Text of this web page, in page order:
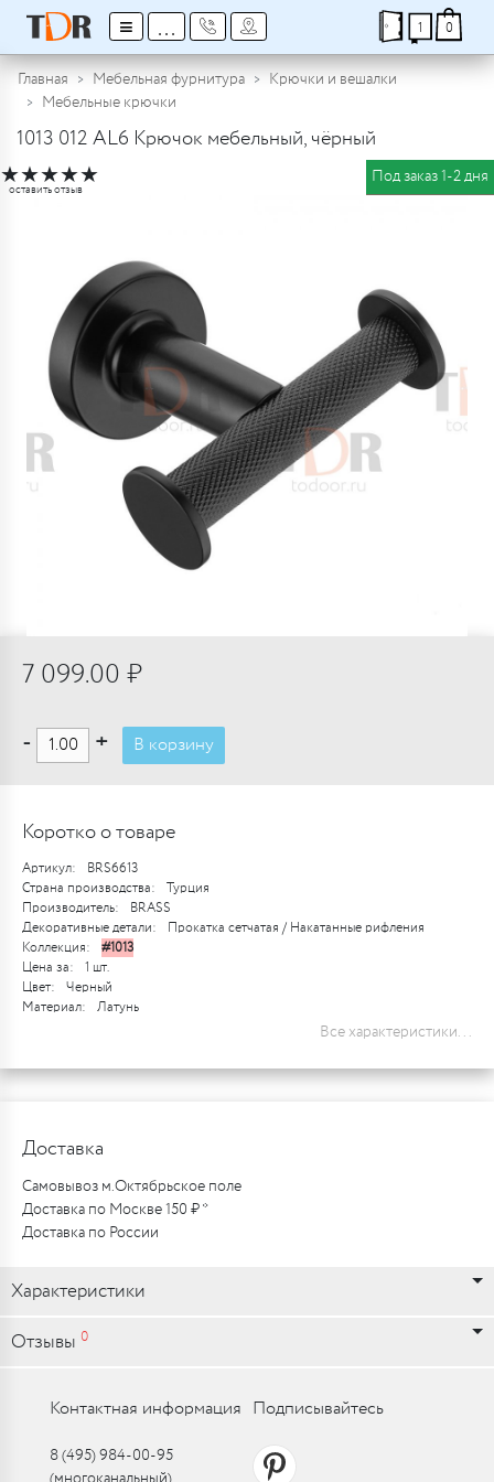
≡ ... 1 0
Главная Мебельная фурнитура
Крючки и вешалки
Мебельные крючки
1013 012 AL6 Крючок мебельный, чёрный
★★★★★
оставить отзыв
Под заказ 1-2 дня
7 099.00 ₽
- + В корзину
Коротко о товаре
Артикул:
BRS6613
Страна производства:
Турция
Производитель:
BRASS
Декоративные детали:
Прокатка сетчатая / Накатанные рифления
Коллекция:
#1013
Цена за:
1 шт.
Цвет:
Черный
Материал:
Латунь
Все характеристики...
Доставка
Самовывоз м.Октябрьское поле
Доставка по Москве 150 ₽ *
Доставка по России
Характеристики
Отзывы 0
Контактная информация
8 (495) 984-00-95
Подписывайтесь